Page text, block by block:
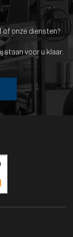
of onze diensten?
staan voor u klaar.